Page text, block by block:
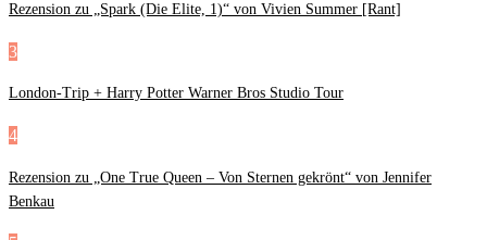
Rezension zu „Spark (Die Elite, 1)“ von Vivien Summer [Rant]
3
London-Trip + Harry Potter Warner Bros Studio Tour
4
Rezension zu „One True Queen – Von Sternen gekrönt“ von Jennifer
Benkau